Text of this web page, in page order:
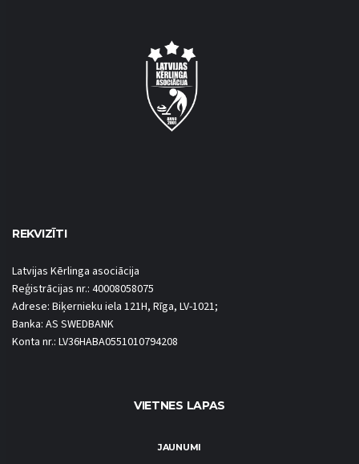
REKVIZĪTI
Latvijas Kērlinga asociācija
Reģistrācijas nr.: 40008058075
Adrese: Biķernieku iela 121H, Rīga, LV-1021;
Banka: AS SWEDBANK
Konta nr.: LV36HABA0551010794208
VIETNES LAPAS
JAUNUMI